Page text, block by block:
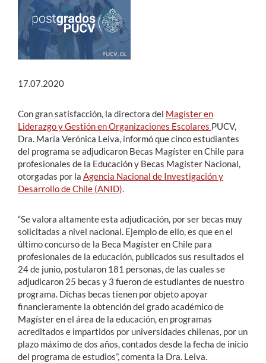
17.07.2020
Con gran satisfacción, la directora del Magíster en
Liderazgo y Gestión en Organizaciones Escolares PUCV,
Dra. María Verónica Leiva, informó que cinco estudiantes
del programa se adjudicaron Becas Magíster en Chile para
profesionales de la Educación y Becas Magíster Nacional,
otorgadas por la Agencia Nacional de Investigación y
Desarrollo de Chile (ANID).
“Se valora altamente esta adjudicación, por ser becas muy
solicitadas a nivel nacional. Ejemplo de ello, es que en el
último concurso de la Beca Magíster en Chile para
profesionales de la educación, publicados sus resultados el
24 de junio, postularon 181 personas, de las cuales se
adjudicaron 25 becas y 3 fueron de estudiantes de nuestro
programa. Dichas becas tienen por objeto apoyar
financieramente la obtención del grado académico de
Magíster en el área de la educación, en programas
acreditados e impartidos por universidades chilenas, por un
plazo máximo de dos años, contados desde la fecha de inicio
del programa de estudios”, comenta la Dra. Leiva.